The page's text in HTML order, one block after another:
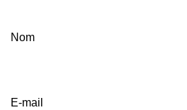
Nom
E-mail